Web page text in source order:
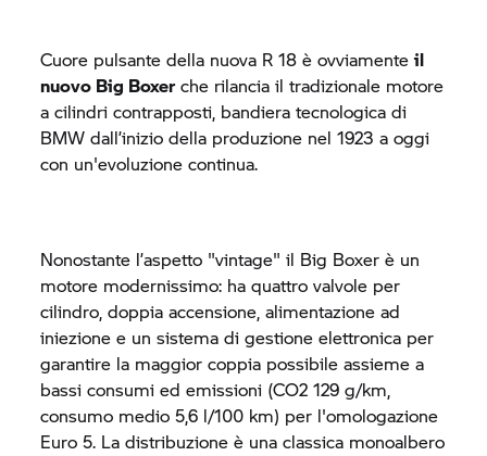
Cuore pulsante della nuova R 18 è ovviamenteil
nuovo Big Boxerche rilancia il tradizionale motore
a cilindri contrapposti, bandiera tecnologica di
BMW dall’inizio della produzione nel 1923 a oggi
con un'evoluzione continua.
Nonostante l’aspetto "vintage" il Big Boxer è un
motore modernissimo: ha quattro valvole per
cilindro, doppia accensione, alimentazione ad
iniezione e un sistema di gestione elettronica per
garantire la maggior coppia possibile assieme a
bassi consumi ed emissioni (CO2 129 g/km,
consumo medio 5,6 l/100 km) per l'omologazione
Euro 5. La distribuzione è una classica monoalbero